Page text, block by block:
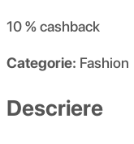
10 %cashback
Categorie: Fashion
Descriere